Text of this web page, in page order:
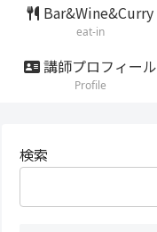
Bar&Wine&Curry
eat-in
講師プロフィール
Profile
検索